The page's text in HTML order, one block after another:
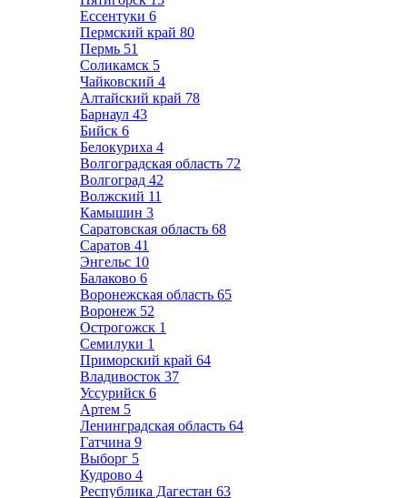
Ессентуки 6
Пермский край 80
Пермь 51
Соликамск 5
Чайковский 4
Алтайский край 78
Барнаул 43
Бийск 6
Белокуриха 4
Волгоградская область 72
Волгоград 42
Волжский 11
Камышин 3
Саратовская область 68
Саратов 41
Энгельс 10
Балаково 6
Воронежская область 65
Воронеж 52
Острогожск 1
Семилуки 1
Приморский край 64
Владивосток 37
Уссурийск 6
Артем 5
Ленинградская область 64
Гатчина 9
Выборг 5
Кудрово 4
Республика Дагестан 63